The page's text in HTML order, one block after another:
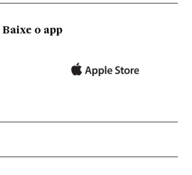
Baixe o app